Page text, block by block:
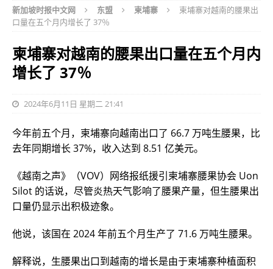
新加坡时报中文网 东盟 柬埔寨
柬埔寨对越南的腰果出
口量在五个月内增长了 37％
柬埔寨对越南的腰果出口量在五个月内
增长了 37％
2024年6月11日 星期二 21:41
今年前五个月，柬埔寨向越南出口了 66.7 万吨生腰果，比
去年同期增长 37%，收入达到 8.51 亿美元。
《越南之声》（VOV）网络报纸援引柬埔寨腰果协会 Uon
Silot 的话说，尽管炎热天气影响了腰果产量，但生腰果出
口量仍显示出积极迹象。
他说，该国在 2024 年前五个月生产了 71.6 万吨生腰果。
解释说，生腰果出口到越南的增长是由于柬埔寨种植面积